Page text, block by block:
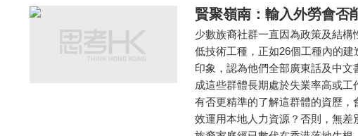
賢聚嶺南：輸入外勞會否
少數族裔社群一直因為政策及結
低技術工種，正如26個工種內的
印象，認為他們全部廣東話及中
成這些群體長期處於失業率高或工
有否更精準的了解這群體的資歷
效運用本地人力資源？否則，無